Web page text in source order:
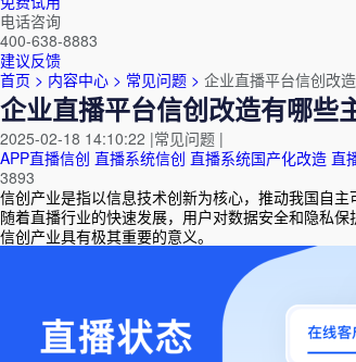
电话咨询
400-638-8883
建议反馈
首页 > 内容中心 > 常见问题 > 企业直播平台信创改
企业直播平台信创改造有哪些
2025-02-18 14:10:22 |常见问题 |
APP直播信创 直播系统信创 直播系统国产化改造 直
3893
信创产业是指以信息技术创新为核心，推动我国自
随着直播行业的快速发展，用户对数据安全和隐私
信创产业具有极其重要的意义。